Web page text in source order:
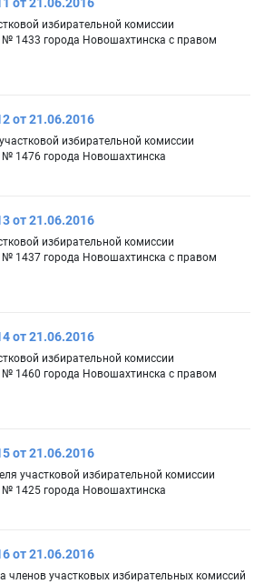
избирательной комиссии
№ 1433 города Новошахтинска с правом
от 21.06.2016
избирательной комиссии
№ 1476 города Новошахтинска
от 21.06.2016
избирательной комиссии
№ 1437 города Новошахтинска с правом
от 21.06.2016
избирательной комиссии
№ 1460 города Новошахтинска с правом
от 21.06.2016
участковой избирательной комиссии
№ 1425 города Новошахтинска
от 21.06.2016
членов участковых избирательных комиссий